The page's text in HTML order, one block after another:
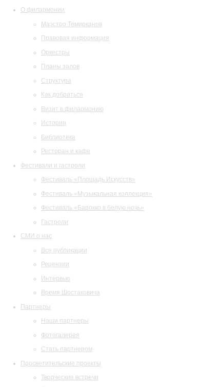
О филармонии
Маэстро Темирканов
Правовая информация
Оркестры
Планы залов
Структура
Как добраться
Визит в филармонию
История
Библиотека
Ресторан и кафе
Фестивали и гастроли
Фестиваль «Площадь Искусств»
Фестиваль «Музыкальная коллекция»
Фестиваль «Барокко в белую ночь»
Гастроли
СМИ о нас
Все публикации
Рецензии
Интервью
Время Шостаковича
Партнеры
Наши партнеры
Фотогалерея
Стать партнером
Просветительские проекты
Творческие встречи